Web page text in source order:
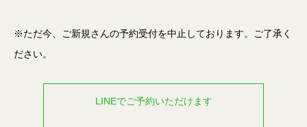
※ただ今、ご新規さんの予約受付を中止しております。ご了承く
ださい。
LINEでご予約いただけます